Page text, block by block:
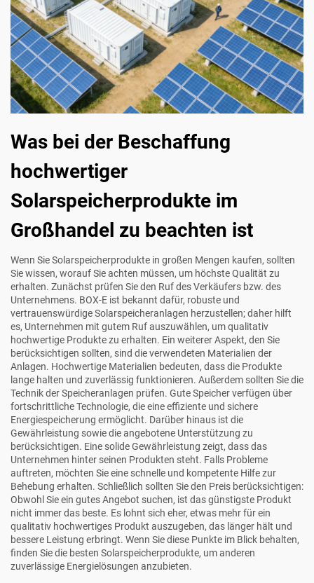
Was bei der Beschaffung
hochwertiger
Solarspeicherprodukte im
Großhandel zu beachten ist
Wenn Sie Solarspeicherprodukte in großen Mengen kaufen, sollten
Sie wissen, worauf Sie achten müssen, um höchste Qualität zu
erhalten. Zunächst prüfen Sie den Ruf des Verkäufers bzw. des
Unternehmens. BOX-E ist bekannt dafür, robuste und
vertrauenswürdige Solarspeicheranlagen herzustellen; daher hilft
es, Unternehmen mit gutem Ruf auszuwählen, um qualitativ
hochwertige Produkte zu erhalten. Ein weiterer Aspekt, den Sie
berücksichtigen sollten, sind die verwendeten Materialien der
Anlagen. Hochwertige Materialien bedeuten, dass die Produkte
lange halten und zuverlässig funktionieren. Außerdem sollten Sie die
Technik der Speicheranlagen prüfen. Gute Speicher verfügen über
fortschrittliche Technologie, die eine effiziente und sichere
Energiespeicherung ermöglicht. Darüber hinaus ist die
Gewährleistung sowie die angebotene Unterstützung zu
berücksichtigen. Eine solide Gewährleistung zeigt, dass das
Unternehmen hinter seinen Produkten steht. Falls Probleme
auftreten, möchten Sie eine schnelle und kompetente Hilfe zur
Behebung erhalten. Schließlich sollten Sie den Preis berücksichtigen:
Obwohl Sie ein gutes Angebot suchen, ist das günstigste Produkt
nicht immer das beste. Es lohnt sich eher, etwas mehr für ein
qualitativ hochwertiges Produkt auszugeben, das länger hält und
bessere Leistung erbringt. Wenn Sie diese Punkte im Blick behalten,
finden Sie die besten Solarspeicherprodukte, um anderen
zuverlässige Energielösungen anzubieten.